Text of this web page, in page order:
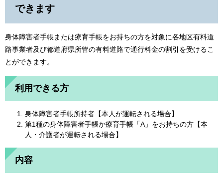
できます
身体障害者手帳または療育手帳をお持ちの方を対象に各地区有料道
路事業者及び都道府県所管の有料道路で通行料金の割引を受けるこ
とができます。
利用できる方
身体障害者手帳所持者【本人が運転される場合】
第1種の身体障害者手帳か療育手帳「A」をお持ちの方【本
人・介護者が運転される場合】
内容